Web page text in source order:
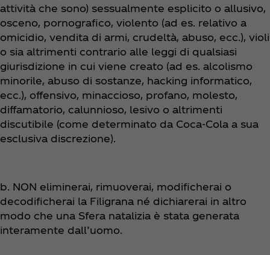
attività che sono) sessualmente esplicito o allusivo,
osceno, pornografico, violento (ad es. relativo a
omicidio, vendita di armi, crudeltà, abuso, ecc.), violi
o sia altrimenti contrario alle leggi di qualsiasi
giurisdizione in cui viene creato (ad es. alcolismo
minorile, abuso di sostanze, hacking informatico,
ecc.), offensivo, minaccioso, profano, molesto,
diffamatorio, calunnioso, lesivo o altrimenti
discutibile (come determinato da Coca‑Cola a sua
esclusiva discrezione).
b. NON eliminerai, rimuoverai, modificherai o
decodificherai la Filigrana né dichiarerai in altro
modo che una Sfera natalizia è stata generata
interamente dall’uomo.